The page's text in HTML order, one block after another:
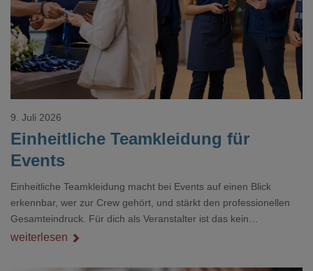
Einheitliche Teamkleidung für
Events
9. Juli 2026
Einheitliche Teamkleidung macht bei Events auf einen Blick
erkennbar, wer zur Crew gehört, und stärkt den professionellen
Gesamteindruck. Für dich als Veranstalter ist das kein
Nebenthema: Bei Textilien mit Stickerei oder mehreren
weiterlesen